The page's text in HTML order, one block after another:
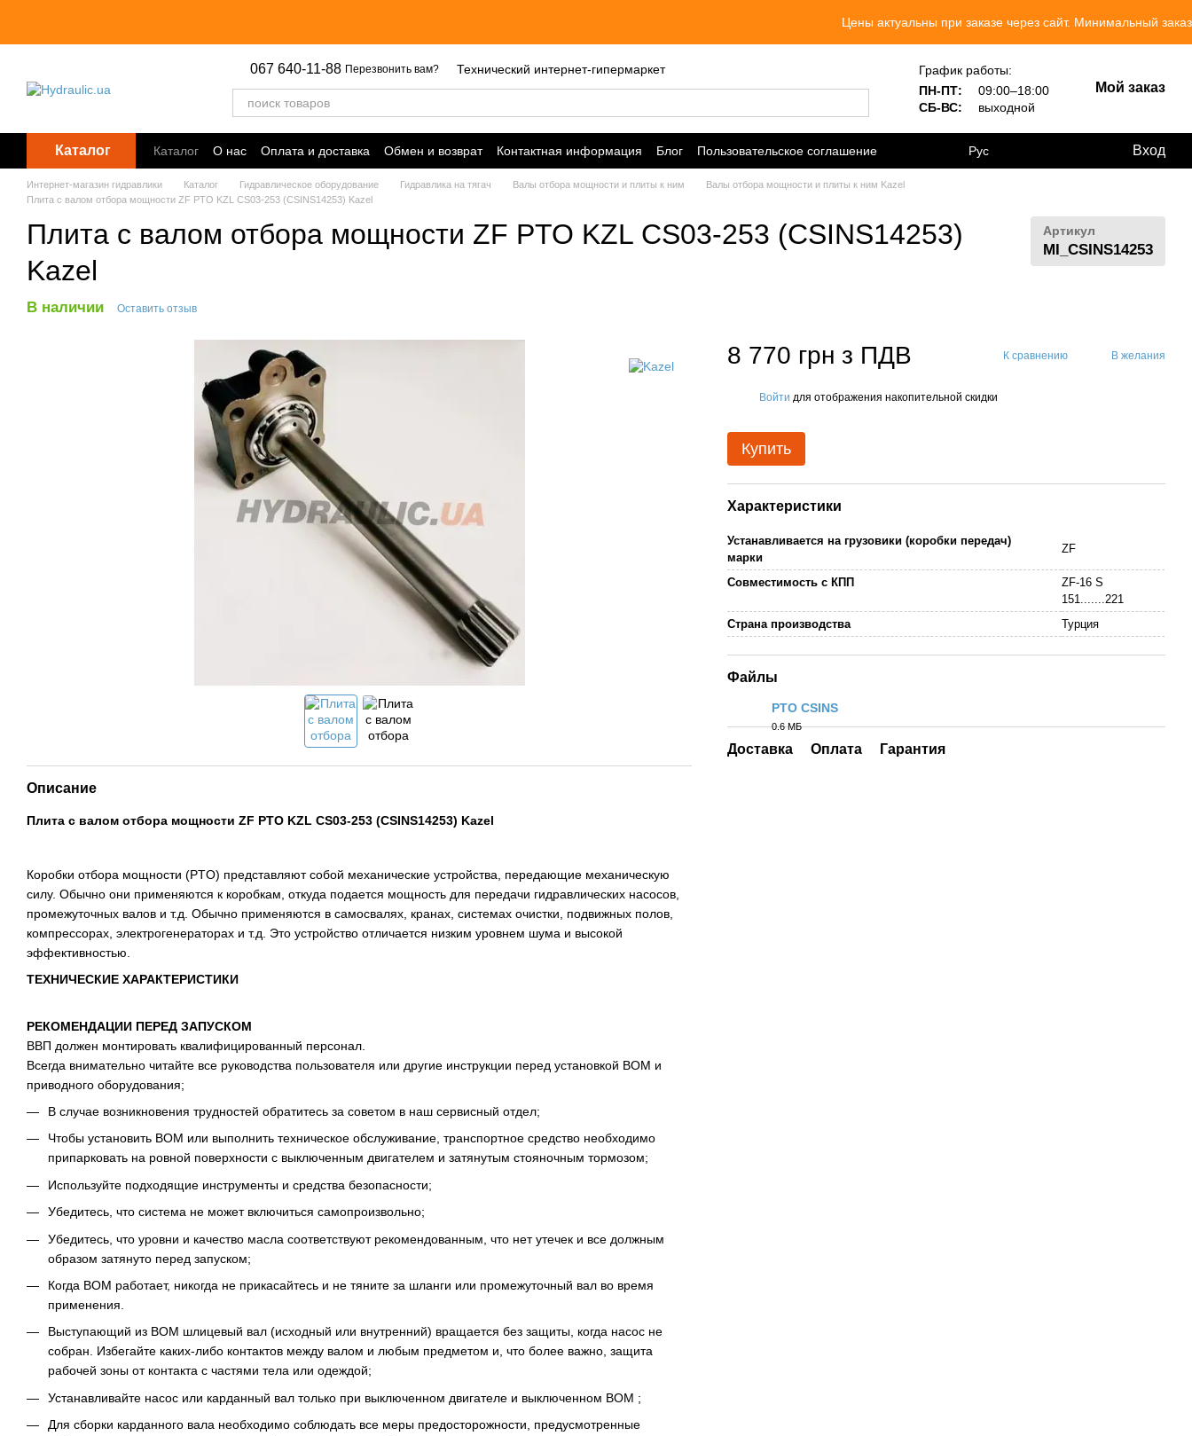
Цены актуальны при заказе через сайт. Минимальный заказ 300 грн.
067 640-11-88 Перезвонить вам? Технический интернет-гипермаркет
График работы:
ПН-ПТ:
09:00–18:00
СБ-ВС:
выходной
Мой заказ
Каталог Каталог О нас Оплата и доставка Обмен и возврат Контактная информация Блог
Пользовательское соглашение
Точки выдачи
Рус Вход
Интернет-магазин гидравлики Каталог Гидравлическое оборудование Гидравлика на тягач Валы отбора мощности и плиты к ним
Валы отбора мощности и плиты к ним Kazel
Плита с валом отбора мощности ZF PTO KZL CS03-253 (CSINS14253) Kazel
Плита с валом отбора мощности ZF PTO KZL CS03-253 (CSINS14253)
Kazel
Артикул
MI_CSINS14253
В наличии Оставить отзыв
Описание
Плита с валом отбора мощности ZF PTO KZL CS03-253 (CSINS14253) Kazel
Коробки отбора мощности (PTO) представляют собой механические устройства, передающие механическую
силу. Обычно они применяются к коробкам, откуда подается мощность для передачи гидравлических насосов,
промежуточных валов и т.д. Обычно применяются в самосвалях, кранах, системах очистки, подвижных полов,
компрессорах, электрогенераторах и т.д. Это устройство отличается низким уровнем шума и высокой
эффективностью.
ТЕХНИЧЕСКИЕ ХАРАКТЕРИСТИКИ
РЕКОМЕНДАЦИИ ПЕРЕД ЗАПУСКОМ
ВВП должен монтировать квалифицированный персонал.
Всегда внимательно читайте все руководства пользователя или другие инструкции перед установкой ВОМ и
приводного оборудования;
В случае возникновения трудностей обратитесь за советом в наш сервисный отдел;
Чтобы установить ВОМ или выполнить техническое обслуживание, транспортное средство необходимо
припарковать на ровной поверхности с выключенным двигателем и затянутым стояночным тормозом;
Используйте подходящие инструменты и средства безопасности;
Убедитесь, что система не может включиться самопроизвольно;
Убедитесь, что уровни и качество масла соответствуют рекомендованным, что нет утечек и все должным
образом затянуто перед запуском;
Когда ВОМ работает, никогда не прикасайтесь и не тяните за шланги или промежуточный вал во время
применения.
Выступающий из ВОМ шлицевый вал (исходный или внутренний) вращается без защиты, когда насос не
собран. Избегайте каких-либо контактов между валом и любым предметом и, что более важно, защита
рабочей зоны от контакта с частями тела или одеждой;
Устанавливайте насос или карданный вал только при выключенном двигателе и выключенном ВОМ ;
Для сборки карданного вала необходимо соблюдать все меры предосторожности, предусмотренные
8 770 грн з ПДВ К сравнению В желания
Войти для отображения накопительной скидки
Купить
Характеристики
Устанавливается на грузовики (коробки передач)
марки
ZF
Совместимость с КПП
ZF-16 S
151.......221
Страна производства
Турция
Файлы
PTO CSINS
0.6 МБ
Доставка Оплата Гарантия